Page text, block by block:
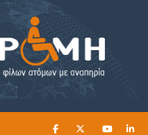
ΔΙΑΒΑΣΤΕ ΕΔΩ ►